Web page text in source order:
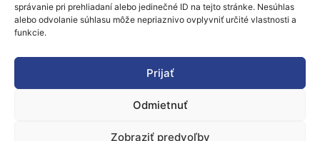
správanie pri prehliadaní alebo jedinečné ID na tejto stránke. Nesúhlas
alebo odvolanie súhlasu môže nepriaznivo ovplyvniť určité vlastnosti a
funkcie.
Prijať
Odmietnuť
Zobraziť predvoľby
V celej Európe sa mnohé korporácie a malé a
stredné podniky aktívne zapájajú do
projektov EIT, čerpajú výhody z európskeho
know-how, financovania a medzinárodných